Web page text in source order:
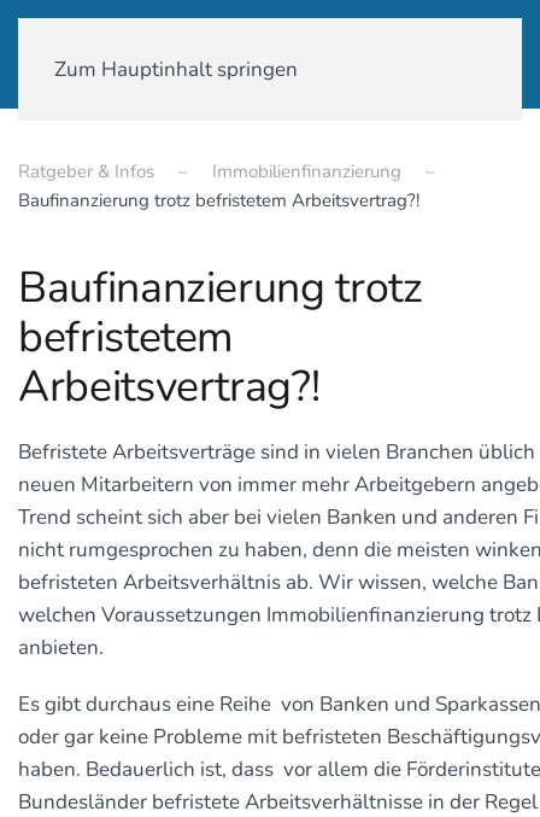
Zum Hauptinhalt springen
Ratgeber & Infos
Immobilienfinanzierung
Baufinanzierung trotz befristetem Arbeitsvertrag?!
Baufinanzierung trotz
befristetem
Arbeitsvertrag?!
Befristete Arbeitsverträge sind in vielen Branchen
neuen Mitarbeitern von immer mehr Arbeitgebern
Trend scheint sich aber bei vielen Banken und anderen
nicht rumgesprochen zu haben, denn die meisten
befristeten Arbeitsverhältnis ab. Wir wissen, welche
welchen Voraussetzungen Immobilienfinanzierung trotz
anbieten.
Es gibt durchaus eine Reihe von Banken und
oder gar keine Probleme mit befristeten
haben. Bedauerlich ist, dass vor allem die
Bundesländer befristete Arbeitsverhältnisse in der